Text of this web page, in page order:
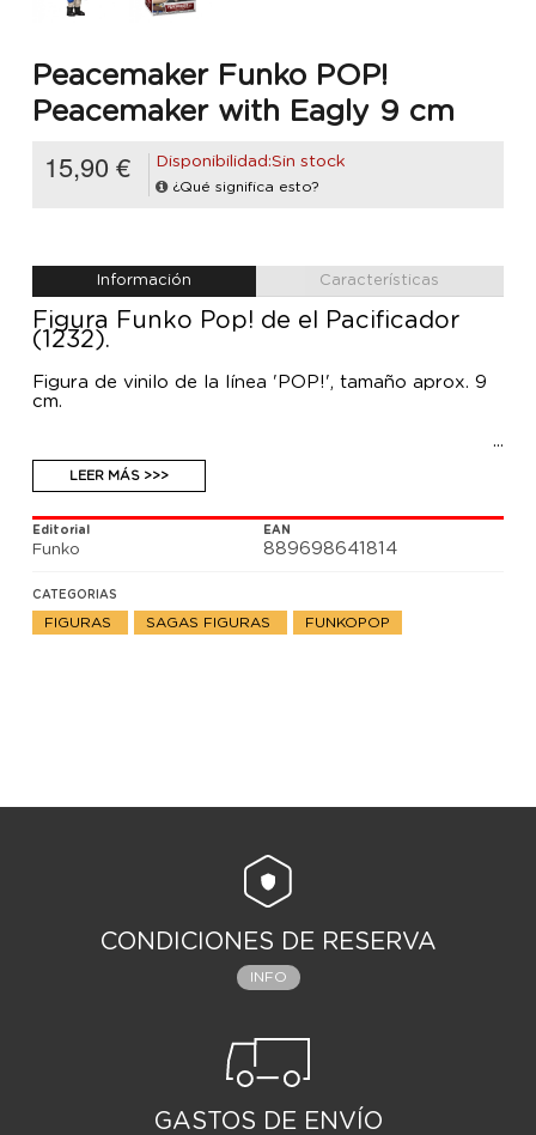
Peacemaker Funko POP!
Peacemaker with Eagly 9 cm
15,90 € Disponibilidad:Sin stock
¿Qué significa esto?
Información Características
Figura Funko Pop! de el Pacificador
(1232).
Figura de vinilo de la línea 'POP!', tamaño aprox. 9
cm.
LEER MÁS >>>
Editorial
Funko
EAN
889698641814
CATEGORIAS
FIGURAS SAGAS FIGURAS FUNKOPOP
CONDICIONES DE RESERVA
INFO
GASTOS DE ENVÍO